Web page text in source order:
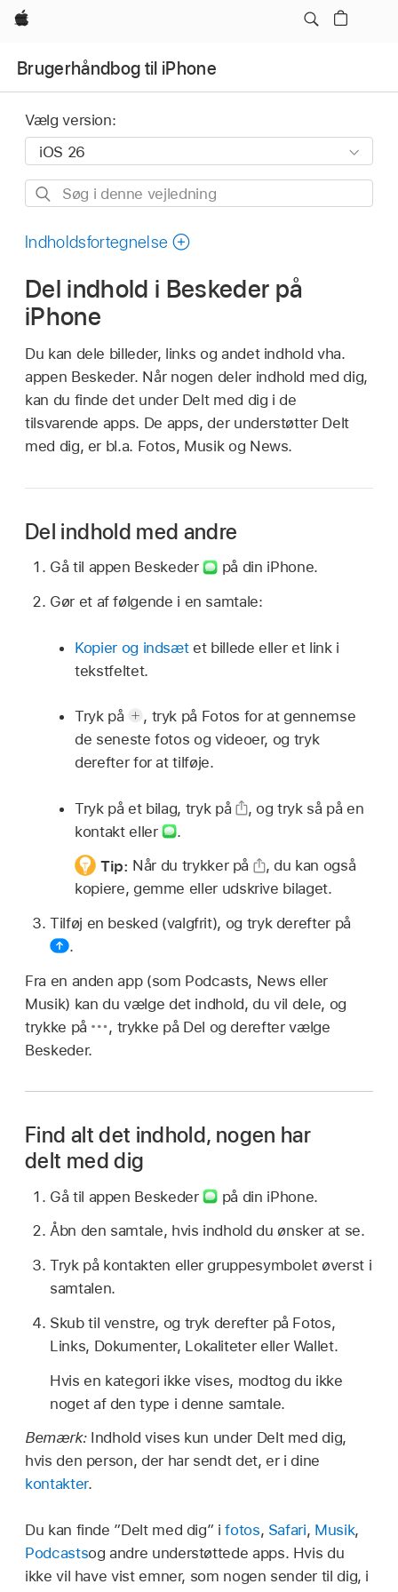
Apple
Brugerhåndbog til iPhone
Vælg version:
Søg
denne
Indholdsfortegnelse
Del indhold i Beskeder på
iPhone
Du kan dele billeder, links og andet indhold vha.
appen Beskeder. Når nogen deler indhold med dig,
kan du finde det under Delt med dig i de
tilsvarende apps. De apps, der understøtter Delt
med dig, er bl.a. Fotos, Musik og News.
Del indhold med andre
Gå til appen Beskeder
på din iPhone.
Gør et af følgende i en samtale:
Kopier og indsætet billede eller et link i
tekstfeltet.
Tryk på , tryk på Fotos for at gennemse
de seneste fotos og videoer, og tryk
derefter for at tilføje.
Tryk på et bilag, tryk på , og tryk så på en
kontakt eller
.
Tip: Når du trykker på , du kan også
kopiere, gemme eller udskrive bilaget.
Tilføj en besked (valgfrit), og tryk derefter på
.
Fra en anden app (som Podcasts, News eller
Musik) kan du vælge det indhold, du vil dele, og
trykke på
, trykke på Del og derefter vælge
Beskeder.
Find alt det indhold, nogen har
delt med dig
Gå til appen Beskeder
på din iPhone.
Åbn den samtale, hvis indhold du ønsker at se.
Tryk på kontakten eller gruppesymbolet øverst i
samtalen.
Skub til venstre, og tryk derefter på Fotos,
Links, Dokumenter, Lokaliteter eller Wallet.
Hvis en kategori ikke vises, modtog du ikke
noget af den type i denne samtale.
Bemærk: Indhold vises kun under Delt med dig,
hvis den person, der har sendt det, er i dine
kontakter.
Du kan finde ”Delt med dig” ifotos, Safari, Musik,
Podcastsog andre understøttede apps. Hvis du
ikke vil have vist emner, som nogen sender til dig, i